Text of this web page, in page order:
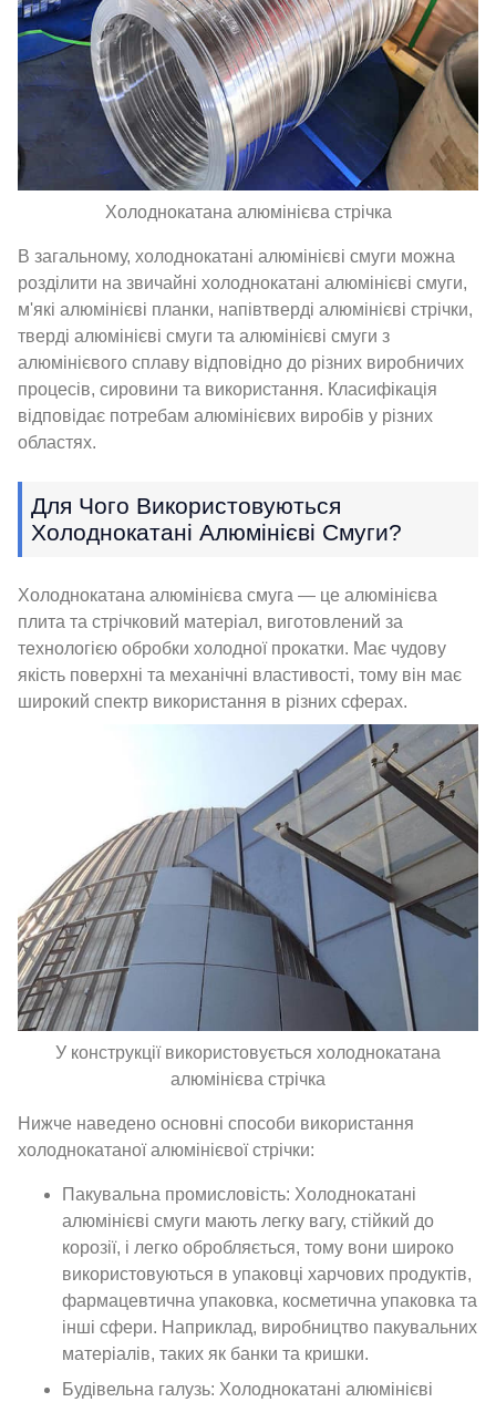
Холоднокатана алюмінієва стрічка
В загальному, холоднокатані алюмінієві смуги можна
розділити на звичайні холоднокатані алюмінієві смуги,
м'які алюмінієві планки, напівтверді алюмінієві стрічки,
тверді алюмінієві смуги та алюмінієві смуги з
алюмінієвого сплаву відповідно до різних виробничих
процесів, сировини та використання. Класифікація
відповідає потребам алюмінієвих виробів у різних
областях.
Для Чого Використовуються
Холоднокатані Алюмінієві Смуги?
Холоднокатана алюмінієва смуга — це алюмінієва
плита та стрічковий матеріал, виготовлений за
технологією обробки холодної прокатки. Має чудову
якість поверхні та механічні властивості, тому він має
широкий спектр використання в різних сферах.
У конструкції використовується холоднокатана
алюмінієва стрічка
Нижче наведено основні способи використання
холоднокатаної алюмінієвої стрічки:
Пакувальна промисловість: Холоднокатані
алюмінієві смуги мають легку вагу, стійкий до
корозії, і легко обробляється, тому вони широко
використовуються в упаковці харчових продуктів,
фармацевтична упаковка, косметична упаковка та
інші сфери. Наприклад, виробництво пакувальних
матеріалів, таких як банки та кришки.
Будівельна галузь: Холоднокатані алюмінієві